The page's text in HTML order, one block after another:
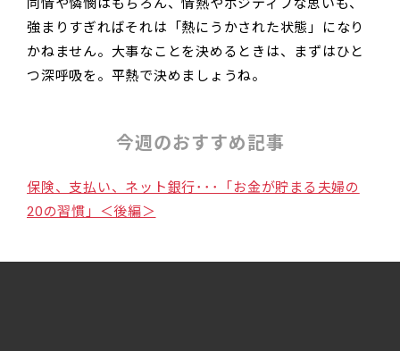
強まりすぎればそれは「熱にうかされた状態」になり
かねません。大事なことを決めるときは、まずはひと
つ深呼吸を。平熱で決めましょうね。
今週のおすすめ記事
保険、支払い、ネット銀行･･･「お金が貯まる夫婦の
20の習慣」＜後編＞